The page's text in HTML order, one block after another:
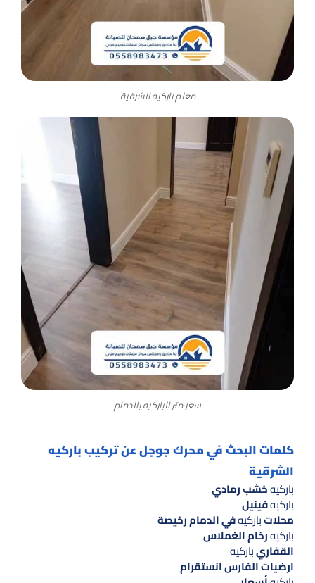
معلم باركيه الشرقية
سعر متر الباركيه بالدمام
كلمات البحث في محرك جوجل عن تركيب باركيه
الشرقية
باركيهخشب رمادي
باركيهفينيل
محلاتباركيهفي الدمام رخيصة
باركيهرخام الغملاس
القفاريباركيه
ارضيات الفارس انستقرام